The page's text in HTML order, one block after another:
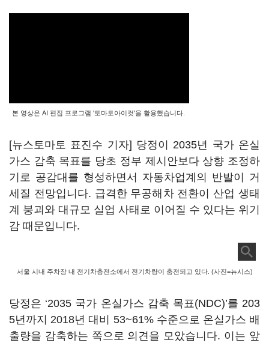
본 영상은 AI 편집 프로그램 '토마토아이컷'을 활용했습니다.
[뉴스토마토 표진수 기자] 당정이 2035년 국가 온실
가스 감축 목표를 당초 정부 제시안보다 상향 조정하
기로 공감대를 형성하면서 자동차업계의 반발이 거
세질 전망입니다. 급격한 무공해차 전환이 산업 생태
계 붕괴와 대규모 실업 사태로 이어질 수 있다는 위기
감 때문입니다.
서울 시내 주차장 내 전기차충전소에서 전기차량이 충전되고 있다. (사진=뉴시스)
당정은 ‘2035 국가 온실가스 감축 목표(NDC)’를 203
5년까지 2018년 대비 53~61% 수준으로 온실가스 배
출량을 감축하는 쪽으로 의견을 모았습니다. 이는 앞